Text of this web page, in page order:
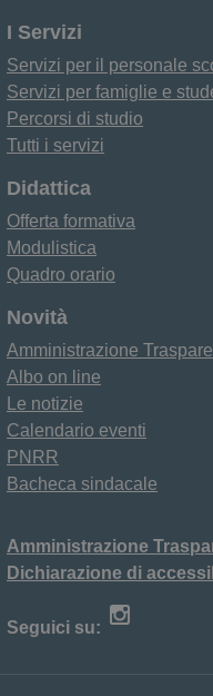
I Servizi
Servizi per il personale
Servizi per famiglie e
Percorsi di studio
Tutti i servizi
Didattica
Offerta formativa
Modulistica
Quadro orario
Novità
Amministrazione
Albo on line
Le notizie
Calendario eventi
PNRR
Bacheca sindacale
Amministrazione
Dichiarazione di
Seguici su: